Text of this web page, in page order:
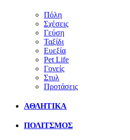
Πόλη
Σχέσεις
Γεύση
Ταξίδι
Ευεξία
Pet Life
Γονείς
Στυλ
Προτάσεις
ΑΘΛΗΤΙΚΑ
ΠΟΛΙΤΣΜΟΣ